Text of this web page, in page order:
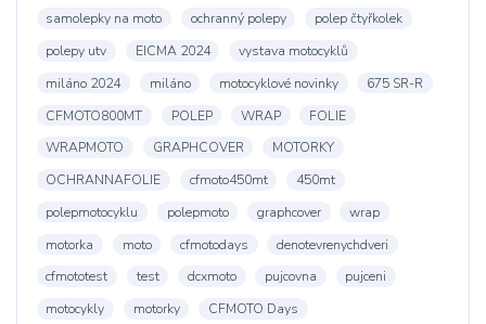
samolepky na moto
ochranný polepy
polep čtyřkolek
polepy utv
EICMA 2024
vystava motocyklů
miláno 2024
miláno motocyklové novinky
675 SR-R
CFMOTO800MT
POLEP WRAP
FOLIE
WRAPMOTO
GRAPHCOVER
MOTORKY
OCHRANNAFOLIE
cfmoto450mt
450mt
polepmotocyklu
polepmoto graphcover
wrap
motorka
moto cfmotodays
denotevrenychdveri
cfmototest
test dcxmoto pujcovna
pujceni
motocykly
motorky CFMOTO Days